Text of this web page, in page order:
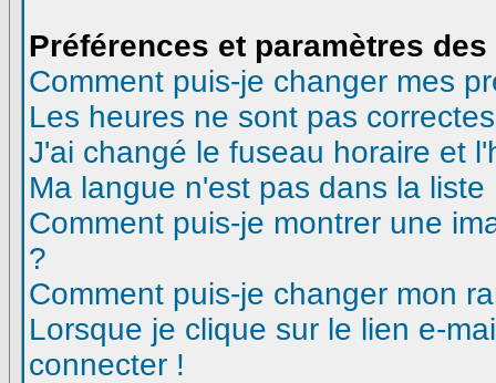
Préférences et paramètres
Comment puis-je changer mes
Les heures ne sont pas
J'ai changé le fuseau horaire et
Ma langue n'est pas dans la liste
Comment puis-je montrer une
?
Comment puis-je changer mon
Lorsque je clique sur le lien e-
connecter !